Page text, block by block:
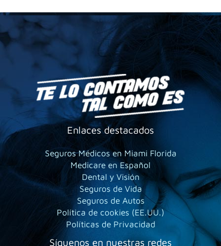
Enlaces destacados
Seguros Médicos en Miami Florida
Medicare en Español
Dental y Visión
Seguros de Vida
Seguros de Autos
Política de cookies (EE.UU.)
Políticas de Privacidad
Síguenos en nuestras redes